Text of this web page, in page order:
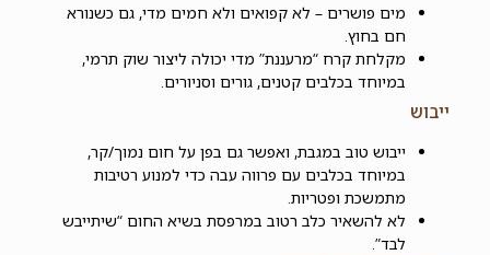
מים פושרים – לא קפואים ולא חמים מדי, גם כשנורא
חם בחוץ.
מקלחת קרח “מרעננת” מדי יכולה ליצור שוק תרמי,
במיוחד בכלבים קטנים, גורים וסניורים.
ייבוש
ייבוש טוב במגבת, ואפשר גם בפן על חום נמוך/קר,
במיוחד בכלבים עם פרווה עבה כדי למנוע רטיבות
מתמשכת ופטריות.
לא להשאיר כלב רטוב במרפסת בשיא החום “שיתייבש
לבד”.